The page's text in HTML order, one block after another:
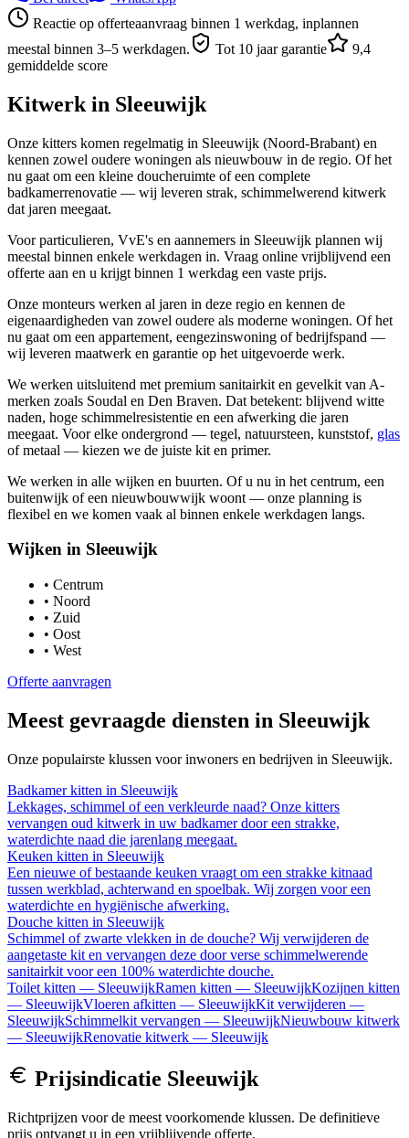
Reactie op offerteaanvraag binnen 1 werkdag, inplannen
meestal binnen 3–5 werkdagen.
Tot 10 jaar garantie
9,4
gemiddelde score
Kitwerk in Sleeuwijk
Onze kitters komen regelmatig in Sleeuwijk (Noord-Brabant) en
kennen zowel oudere woningen als nieuwbouw in de regio. Of het
nu gaat om een kleine doucheruimte of een complete
badkamerrenovatie — wij leveren strak, schimmelwerend kitwerk
dat jaren meegaat.
Voor particulieren, VvE's en aannemers in Sleeuwijk plannen wij
meestal binnen enkele werkdagen in. Vraag online vrijblijvend een
offerte aan en u krijgt binnen 1 werkdag een vaste prijs.
Onze monteurs werken al jaren in deze regio en kennen de
eigenaardigheden van zowel oudere als moderne woningen. Of het
nu gaat om een appartement, eengezinswoning of bedrijfspand —
wij leveren maatwerk en garantie op het uitgevoerde werk.
We werken uitsluitend met premium sanitairkit en gevelkit van A-
merken zoals Soudal en Den Braven. Dat betekent: blijvend witte
naden, hoge schimmelresistentie en een afwerking die jaren
meegaat. Voor elke ondergrond — tegel, natuursteen, kunststof, glas
of metaal — kiezen we de juiste kit en primer.
We werken in alle wijken en buurten. Of u nu in het centrum, een
buitenwijk of een nieuwbouwwijk woont — onze planning is
flexibel en we komen vaak al binnen enkele werkdagen langs.
Wijken in Sleeuwijk
• Centrum
• Noord
• Zuid
• Oost
• West
Offerte aanvragen
Meest gevraagde diensten in Sleeuwijk
Onze populairste klussen voor inwoners en bedrijven in Sleeuwijk.
Badkamer kitten in Sleeuwijk
Lekkages, schimmel of een verkleurde naad? Onze kitters
vervangen oud kitwerk in uw badkamer door een strakke,
waterdichte naad die jarenlang meegaat.
Keuken kitten in Sleeuwijk
Een nieuwe of bestaande keuken vraagt om een strakke kitnaad
tussen werkblad, achterwand en spoelbak. Wij zorgen voor een
waterdichte en hygiënische afwerking.
Douche kitten in Sleeuwijk
Schimmel of zwarte vlekken in de douche? Wij verwijderen de
aangetaste kit en vervangen deze door verse schimmelwerende
sanitairkit voor een 100% waterdichte douche.
Toilet kitten — SleeuwijkRamen kitten — SleeuwijkKozijnen kitten
— SleeuwijkVloeren afkitten — SleeuwijkKit verwijderen —
SleeuwijkSchimmelkit vervangen — SleeuwijkNieuwbouw kitwerk
— SleeuwijkRenovatie kitwerk — Sleeuwijk
Prijsindicatie Sleeuwijk
Richtprijzen voor de meest voorkomende klussen. De definitieve
prijs ontvangt u in een vrijblijvende offerte.